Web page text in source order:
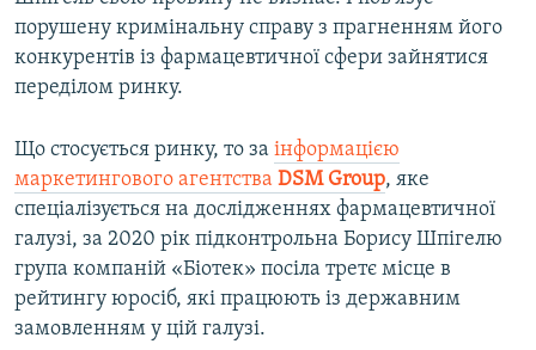
порушену кримінальну справу з прагненням його
конкурентів із фармацевтичної сфери зайнятися
переділом ринку.
Що стосується ринку, то за інформацією
маркетингового агентства DSM Group, яке
спеціалізується на дослідженнях фармацевтичної
галузі, за 2020 рік підконтрольна Борису Шпігелю
група компаній «Біотек» посіла третє місце в
рейтингу юросіб, які працюють із державним
замовленням у цій галузі.